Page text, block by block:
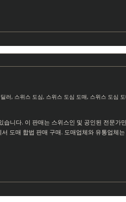
러, 스위스 도심, 스위스 도심 도매, 스위스 도심
니다. 이 판매는 스위스인 및 공인된 전문가
도매 합법 판매 구매. 도매업체와 유통업체